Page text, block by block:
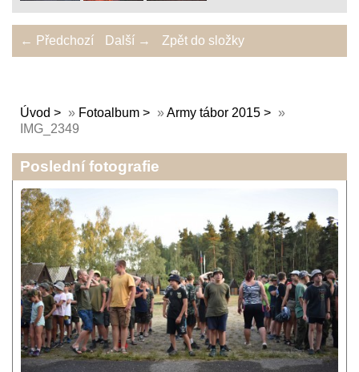
← Předchozí Další → Zpět do složky
Úvod » Fotoalbum »Army tábor 2015
»
IMG_2349
Poslední fotografie